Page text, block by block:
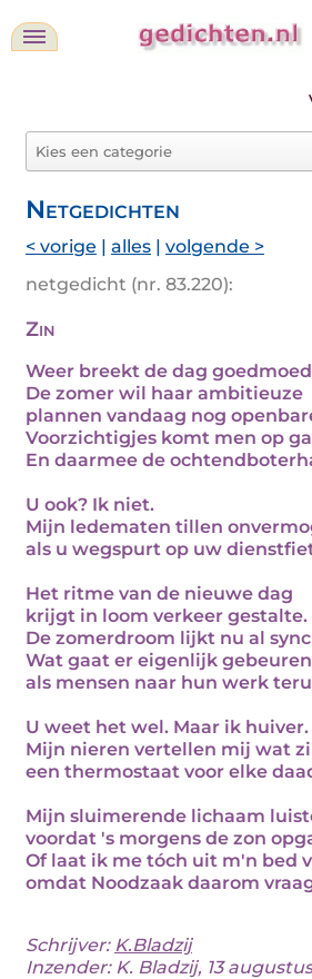
Netgedichten
< vorige | alles | volgende >
netgedicht (nr. 83.220):
Zin
Weer breekt de dag
De zomer wil haar ambitieuze
plannen vandaag nog
Voorzichtigjes komt men op
En daarmee de
U ook? Ik niet.
Mijn ledematen tillen
als u wegspurt op uw
Het ritme van de nieuwe dag
krijgt in loom verkeer gestalte.
De zomerdroom lijkt nu al
Wat gaat er eigenlijk gebeuren
als mensen naar hun werk
U weet het wel. Maar ik huiver.
Mijn nieren vertellen mij wat
een thermostaat voor elke
Mijn sluimerende lichaam
voordat 's morgens de zon
Of laat ik me tóch uit m'n bed
omdat Noodzaak daarom
Schrijver: K.Bladzij
Inzender: K. Bladzij, 13